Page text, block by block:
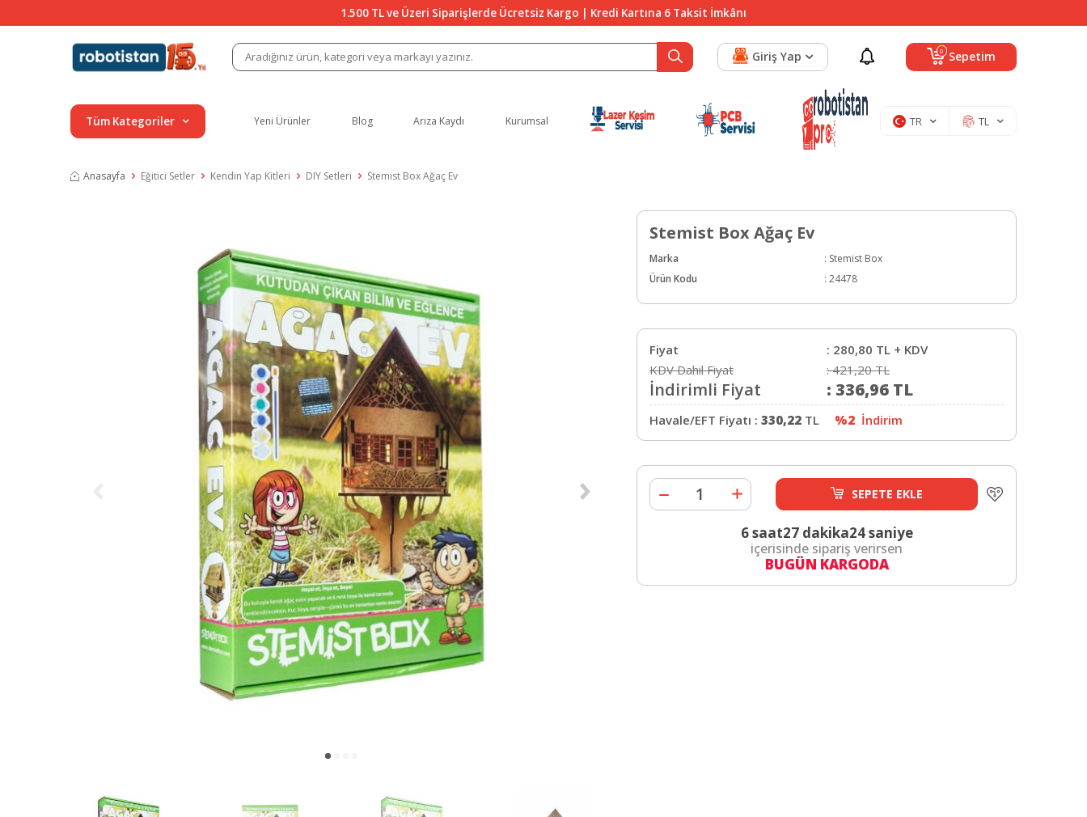
1.500 TL ve Üzeri Siparişlerde Ücretsiz Kargo | Kredi Kartına 6 Taksit İmkânı
0 Sepetim
Giriş Yap
Tüm Kategoriler Yeni Ürünler Blog Arıza Kaydı Kurumsal TR TL
Anasayfa Eğitici Setler Kendin Yap Kitleri DIY Setleri Stemist Box Ağaç Ev
Stemist Box Ağaç Ev
Marka : Stemist Box
Ürün Kodu
: 24478
Fiyat : 280,80 TL + KDV
KDV Dahil Fiyat
:421,20TL
İndirimli Fiyat : 336,96 TL
Havale/EFT Fiyatı : 330,22 TL %2 İndirim
SEPETE EKLE
6 saat27 dakika23 saniye
içerisinde sipariş verirsen
BUGÜN KARGODA